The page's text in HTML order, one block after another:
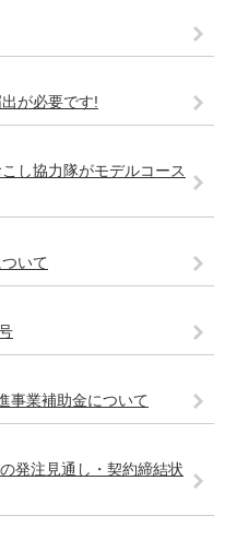
が必要です!
し協力隊がモデルコース
いて
事業補助金について
発注見通し・契約締結状